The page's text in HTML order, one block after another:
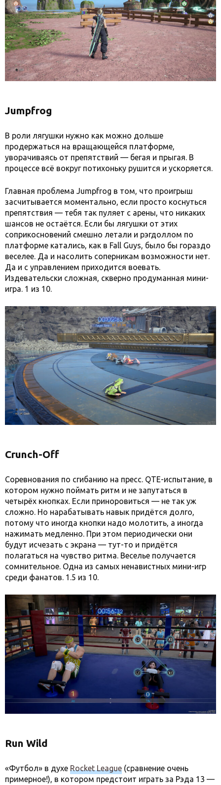
Jumpfrog
В роли лягушки нужно как можно дольше
продержаться на вращающейся платформе,
уворачиваясь от препятствий — бегая и прыгая. В
процессе всё вокруг потихоньку рушится и ускоряется.
Главная проблема Jumpfrog в том, что проигрыш
засчитывается моментально, если просто коснуться
препятствия — тебя так пуляет с арены, что никаких
шансов не остаётся. Если бы лягушки от этих
соприкосновений смешно летали и рэгдоллом по
платформе катались, как в Fall Guys, было бы гораздо
веселее. Да и насолить соперникам возможности нет.
Да и с управлением приходится воевать.
Издевательски сложная, скверно продуманная мини-
игра. 1 из 10.
Crunch-Off
Соревнования по сгибанию на пресс. QTE-испытание, в
котором нужно поймать ритм и не запутаться в
четырёх кнопках. Если приноровиться — не так уж
сложно. Но нарабатывать навык придётся долго,
потому что иногда кнопки надо молотить, а иногда
нажимать медленно. При этом периодически они
будут исчезать с экрана — тут-то и придётся
полагаться на чувство ритма. Веселье получается
сомнительное. Одна из самых ненавистных мини-игр
среди фанатов. 1.5 из 10.
Run Wild
«Футбол» в духе Rocket League (сравнение очень
примерное!), в котором предстоит играть за Рэда 13 —